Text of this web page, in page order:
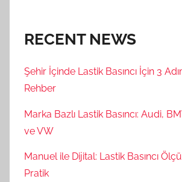
RECENT NEWS
Şehir İçinde Lastik Basıncı İçin 3
Rehber
Marka Bazlı Lastik Basıncı: Audi,
ve VW
Manuel ile Dijital: Lastik Basıncı
Pratik